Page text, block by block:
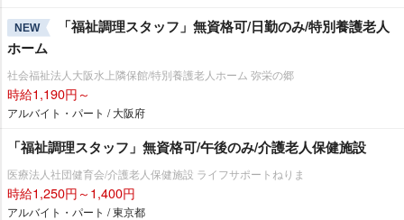
NEW
「福祉調理スタッフ」無資格可/日勤のみ/特別養護老人
ホーム
社会福祉法人大阪水上隣保館/特別養護老人ホーム 弥栄の郷
時給1,190円～
アルバイト・パート / 大阪府
「福祉調理スタッフ」無資格可/午後のみ/介護老人保健施設
医療法人社団健育会/介護老人保健施設 ライフサポートねりま
時給1,250円～1,400円
アルバイト・パート / 東京都